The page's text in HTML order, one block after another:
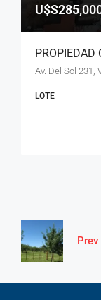
PROPIEDAD
Av. Del Sol 231,
LOTE
Prev